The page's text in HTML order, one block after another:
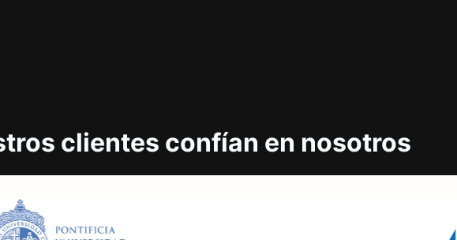
clientes confían en nosotros